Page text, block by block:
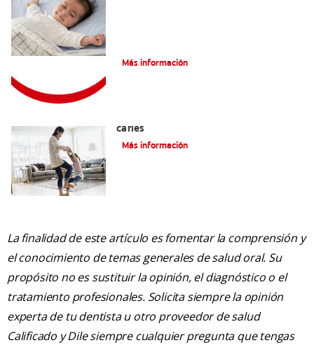
Más información
caries
Más información
La finalidad de este artículo es fomentar la comprensión y
el conocimiento de temas generales de salud oral. Su
propósito no es sustituir la opinión, el diagnóstico o el
tratamiento profesionales. Solicita siempre la opinión
experta de tu dentista u otro proveedor de salud
Calificado y Dile siempre cualquier pregunta que tengas